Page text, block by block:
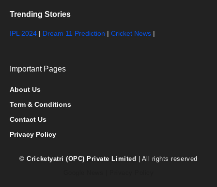
Trending Stories
IPL 2024 | Dream 11 Prediction | Cricket News |
Important Pages
About Us
Term & Conditions
Contact Us
Privacy Policy
©Cricketyatri (OPC) Private Limited
| All rights reserved